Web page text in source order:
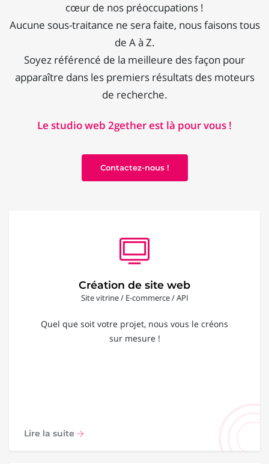
cœur de nos préoccupations !
Aucune sous-traitance ne sera faite, nous faisons tous
de A à Z.
Soyez référencé de la meilleure des façon pour
apparaître dans les premiers résultats des moteurs
de recherche.
Le studio web 2gether est là pour vous !
Contactez-nous !
Création de site web
Site vitrine / E-commerce / API
Quel que soit votre projet, nous vous le créons
sur mesure !
Lire la suite